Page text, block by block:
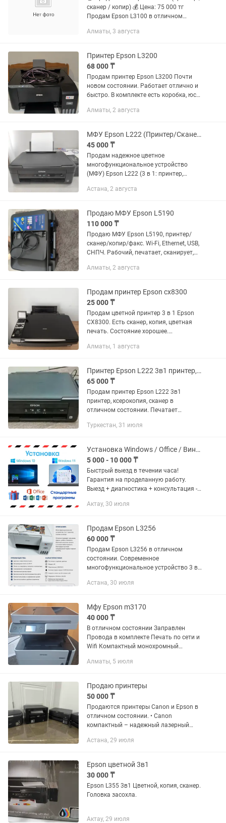
сканер / копир) 💰 Цена: 75 000 тг
Продам Epson L3100 в отличном
аккуратно, полностью исправен,
Алматы, 3 августа
Принтер Epson L3200
68 000 ₸
Продам принтер Epson L3200 Почти
новом состоянии. Работает отлично и
быстро. В комплекте есть коробка, юсб
Алматы, 2 августа
МФУ Epson L222 (Принтер/Сканер/Копир) с СНПЧ. В идеале!
45 000 ₸
Продам надежное цветное
многофункциональное устройство
(МФУ) Epson L222 (3 в 1: принтер,
заводской СНПЧ (система
чернил).Идеальный вариант для...
Астана, 2 августа
Продаю МФУ Epson L5190
110 000 ₸
Продаю МФУ Epson L5190, принтер/
сканер/копир/факс. Wi-Fi, Ethernet, USB,
СНПЧ. Рабочий, печатает, сканирует,
Подходит для дома и офиса
Алматы, 2 августа
Продам принтер Epson cx8300
25 000 ₸
Продам цветной принтер 3 в 1 Epson
CX8300. Есть сканер, копия, цветная
печать. Состояние хорошее.
azone
Алматы, 1 августа
Принтер Epson L222 3в1 принтер, ксерокопия сканер цветной и ч/б печать
65 000 ₸
Продам принтер Epson L222 3в1
принтер, ксерокопия, сканер в
отличном состоянии. Печатает
Туркестан, 31 июля
Установка Windows / Office / Виндовс / Офис
5 000 - 10 000 ₸
Быстрый выезд в течении часа!
Гарантия на проделанную работу.
Выезд + диагностика + консультация -
Опытный айтишник предоставляет
Актау, 30 июля
Продам Epson L3256
60 000 ₸
Продам Epson L3256 в отличном
состоянии. Современное
многофункциональное устройство 3 в
заводской системой непрерывной
чему...
Астана, 30 июля
Мфу Epson m3170
40 000 ₸
В отличном состоянии Заправлен
Провода в комплекте Печать по сети и
Wifi Компактный монохромный
возможностью сетевого подключения
Алматы, 5 июля
Продаю принтеры
50 000 ₸
Продаются принтеры Canon и Epson в
отличном состоянии. • Canon
компактный – надежный лазерный
•Canon многофункциональный –
удобно...
Астана, 29 июля
Epson цветной 3в1
30 000 ₸
Epson L355 3в1 Цветной, копия, сканер.
Головка засохла.
Актау, 29 июля